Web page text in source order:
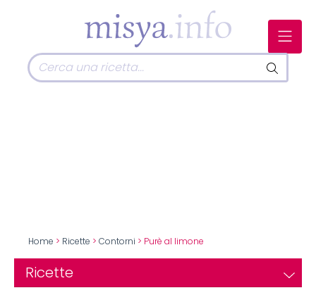
Home > Ricette > Contorni > Purè al limone
Ricette